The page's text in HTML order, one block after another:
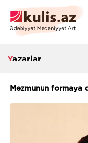
Yazarlar
Məzmunun formaya